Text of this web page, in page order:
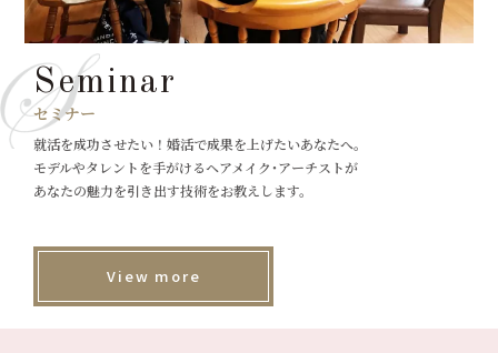
Seminar
セミナー
就活を成功させたい！婚活で成果を上げたいあなたへ。
モデルやタレントを手がけるヘアメイク･アーチストが
あなたの魅力を引き出す技術をお教えします。
View more